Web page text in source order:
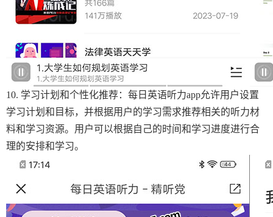
10. 学习计划和个性化推荐：每日英语听力app允许用户设置
学习计划和目标，并根据用户的学习需求推荐相关的听力材
料和学习资源。用户可以根据自己的时间和学习进度进行合
理的安排和学习。